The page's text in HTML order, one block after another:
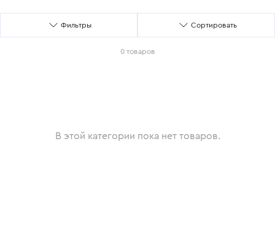
Фильтры Сортировать
0 товаров
В этой категории пока нет товаров.